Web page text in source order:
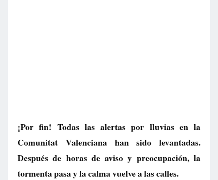
¡Por fin! Todas las alertas por lluvias en la
Comunitat Valenciana han sido levantadas.
Después de horas de aviso y preocupación, la
tormenta pasa y la calma vuelve a las calles.